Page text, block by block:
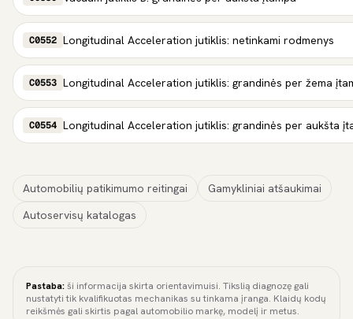
C0552 Longitudinal Acceleration jutiklis: netinkami rodmenys
C0553 Longitudinal Acceleration jutiklis: grandinės per žema
C0554 Longitudinal Acceleration jutiklis: grandinės per aukšta
Automobilių patikimumo reitingai
Gamykliniai atšaukimai
Autoservisų katalogas
Pastaba:ši informacija skirta orientavimuisi. Tikslią diagnozę gali
nustatyti tik kvalifikuotas mechanikas su tinkama įranga. Klaidų kodų
reikšmės gali skirtis pagal automobilio markę, modelį ir metus.